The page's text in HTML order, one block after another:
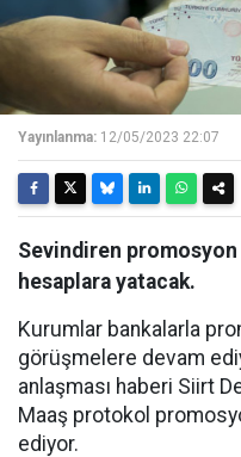
Yayınlanma: 12/05/2023 22:07
Sevindiren promosyon
hesaplara yatacak.
Kurumlar bankalarla
görüşmelere devam
anlaşması haberi Siirt
Maaş protokol
ediyor.